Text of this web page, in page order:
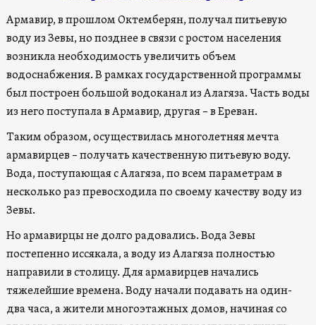
Армавир, в прошлом Октемберян, получал питьевую
воду из Зевы, но позднее в связи с ростом населения
возникла необходимость увеличить объем
водоснабжения. В рамках государственной программы
был построен большой водоканал из Алагяза. Часть воды
из него поступала в Армавир, другая – в Ереван.
Таким образом, осуществилась многолетняя мечта
армавирцев – получать качественную питьевую воду.
Вода, поступающая с Алагяза, по всем параметрам в
несколько раз превосходила по своему качеству воду из
Зевы.
Но армавирцы не долго радовались. Вода Зевы
постепенно иссякала, а воду из Алагяза полностью
направили в столицу. Для армавирцев начались
тяжелейшие времена. Воду начали подавать на один-
два часа, а жители многоэтажных домов, начиная со